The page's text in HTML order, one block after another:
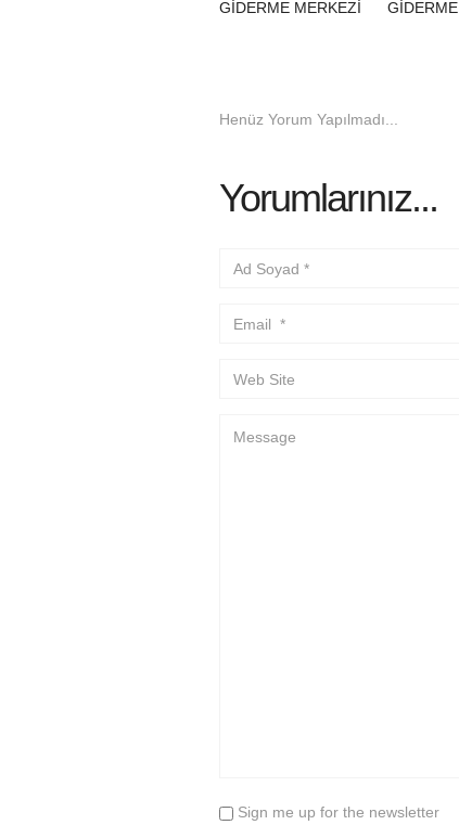
GİDERME MERKEZİ
GİDERME
Henüz Yorum Yapılmadı...
Yorumlarınız...
Sign me up for the newsletter